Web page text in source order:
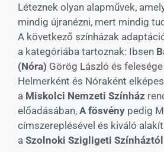
Léteznek olyan alapművek,
mindig újranézni, mert mindig
A következő színházak
a kategóriába tartoznak: Ibsen
(Nóra) Görög László és
Helmerként és Nóraként
a Miskolci Nemzeti Színház
előadásában, A fösvény pedig
címszereplésével és kiváló
a Szolnoki Szigligeti Színháztól